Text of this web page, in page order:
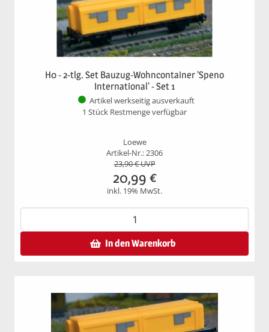
H0 - 2-tlg. Set Bauzug-Wohncontainer 'Speno
International' - Set 1
Artikel werkseitig ausverkauft
1 Stück Restmenge verfügbar
Loewe
Artikel-Nr.: 2306
23,90€ UVP
20,99 €
inkl. 19% MwSt.
In den Warenkorb